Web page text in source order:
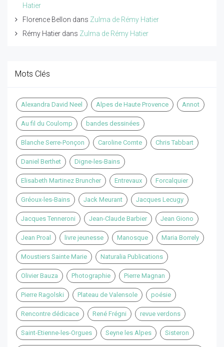
Hatier
Florence Bellon dans Zulma de Rémy Hatier
Rémy Hatier dans Zulma de Rémy Hatier
Mots Clés
Alexandra David Neel Alpes de Haute Provence Annot
Au fil du Coulomp bandes dessinées
Blanche Serre-Ponçon Caroline Comte Chris Tabbart
Daniel Berthet Digne-les-Bains
Elisabeth Martinez Bruncher Entrevaux Forcalquier
Gréoux-les-Bains Jack Meurant Jacques Lecugy
Jacques Tenneroni Jean-Claude Barbier Jean Giono
Jean Proal livre jeunesse Manosque Maria Borrely
Moustiers Sainte Marie Naturalia Publications
Olivier Bauza Photographie Pierre Magnan
Pierre Ragolski Plateau de Valensole poésie
Rencontre dédicace René Frégni revue verdons
Saint-Etienne-les-Orgues Seyne les Alpes Sisteron